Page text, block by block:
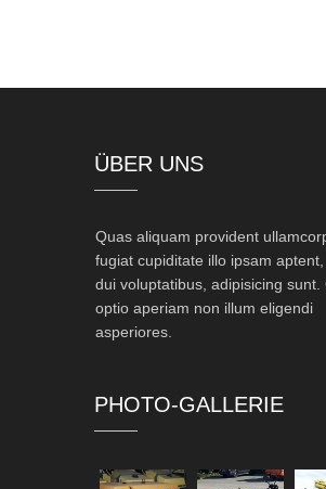
ÜBER UNS
Quas aliquam provident
fugiat cupiditate illo ipsam aptent,
dui voluptatibus, adipisicing sunt.
optio aperiam non illum eligendi
asperiores.
PHOTO-GALLERIE